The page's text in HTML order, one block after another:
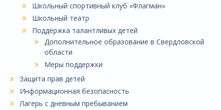
Школьный спортивный клуб «Флагман»
Школьный театр
Поддержка талантливых детей
Дополнительное образование в Свердловской
области
Меры поддержки
Защита прав детей
Информационная безопасность
Лагерь с дневным пребыванием